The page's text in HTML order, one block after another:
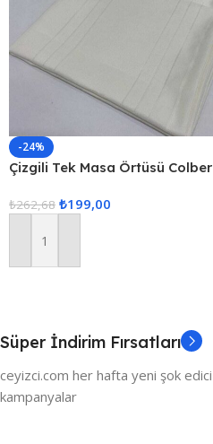
-24%
Çizgili Tek Masa Örtüsü Colber
₺262,68 ₺199,00
Sepete Ekle
Süper İndirim Fırsatları
ceyizci.com her hafta yeni şok edici
kampanyalar